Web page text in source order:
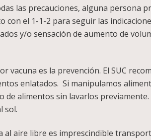
las precauciones, alguna persona
con el 1-1-2 para seguir las
y/o sensación de aumento de
vacuna es la prevención. El SUC
enlatados. Si manipulamos
alimentos sin lavarlos
sol.
al aire libre es imprescindible